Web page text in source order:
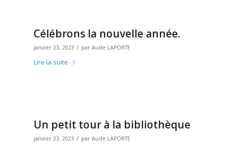
Célébrons la nouvelle année.
janvier 23, 2023 / par Aude LAPORTE
Lire la suite
Un petit tour à la bibliothèque
janvier 23, 2023 / par Aude LAPORTE